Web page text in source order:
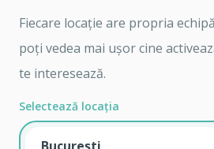
Fiecare locație are propria
poți vedea mai ușor cine
te interesează.
Selectează locația